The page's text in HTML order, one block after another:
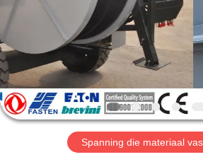
PRODUCTEN
ONGEVEER
ONS
FABRIEKSREIS
Spanning die materiaal